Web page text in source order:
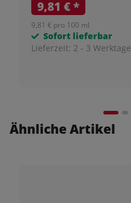
9,81 €*
9,81 € pro 100 ml
Sofort lieferbar
Lieferzeit: 2 - 3 Werktage
Ähnliche Artikel